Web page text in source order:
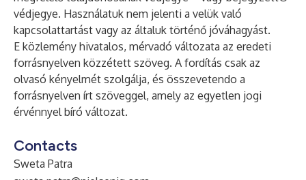
védjegye. Használatuk nem jelenti a velük való
kapcsolattartást vagy az általuk történő jóváhagyást.
E közlemény hivatalos, mérvadó változata az eredeti
forrásnyelven közzétett szöveg. A fordítás csak az
olvasó kényelmét szolgálja, és összevetendo a
forrásnyelven írt szöveggel, amely az egyetlen jogi
érvénnyel bíró változat.
Contacts
Sweta Patra